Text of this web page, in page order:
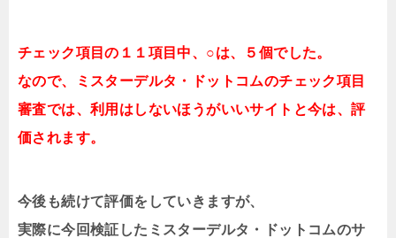
チェック項目の１１項目中、○は、５個でした。
なので、ミスターデルタ・ドットコムのチェック項目
審査では、利用はしないほうがいいサイトと今は、評
価されます。
今後も続けて評価をしていきますが、
実際に今回検証したミスターデルタ・ドットコムのサ